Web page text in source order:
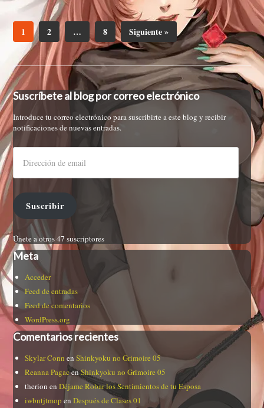
1 2 … 8 Siguiente »
Suscríbete al blog por correo electrónico
Introduce tu correo electrónico para suscribirte a este blog y recibir
notificaciones de nuevas entradas.
Suscribir
Únete a otros 47 suscriptores
Meta
Acceder
Feed de entradas
Feed de comentarios
WordPress.org
Comentarios recientes
Skylar Conn enShinkyoku no Grimoire 05
Reanna PagacenShinkyoku no Grimoire 05
therion enDéjame Robar los Sentimientos de tu Esposa
iwbntjtmop enDespués de Clases 01